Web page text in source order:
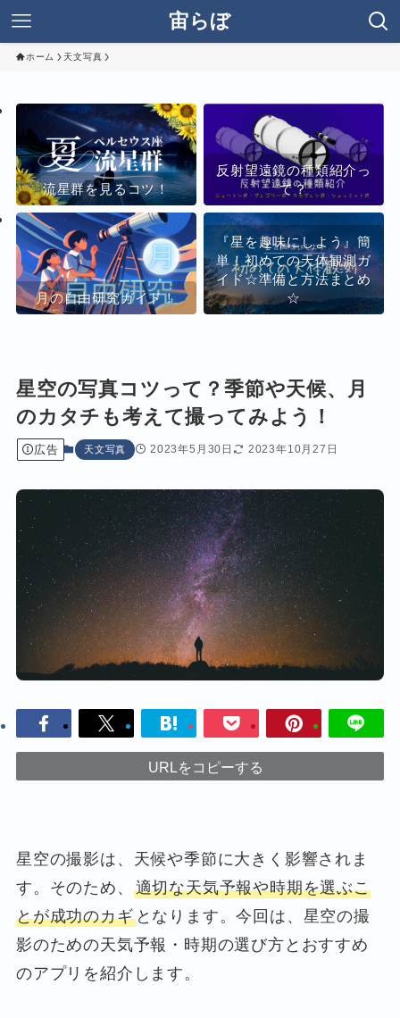
宙らぼ
ホーム 天文写真
流星群を見るコツ！
反射望遠鏡の種類紹介っ
て？
月の自由研究ガイド！
『星を趣味にしよう』簡
単！初めての天体観測ガ
イド☆準備と方法まとめ
☆
星空の写真コツって？季節や天候、月
のカタチも考えて撮ってみよう！
広告 天文写真 2023年5月30日 2023年10月27日
URLをコピーする
星空の撮影は、天候や季節に大きく影響されま
す。そのため、 適切な天気予報や時期を選ぶこ
とが成功のカギとなります。今回は、星空の撮
影のための天気予報・時期の選び方とおすすめ
のアプリを紹介します。